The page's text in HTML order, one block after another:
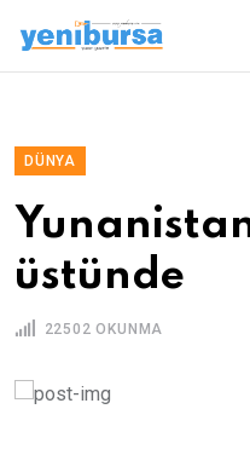
DÜNYA
üstünde
22502 OKUNMA